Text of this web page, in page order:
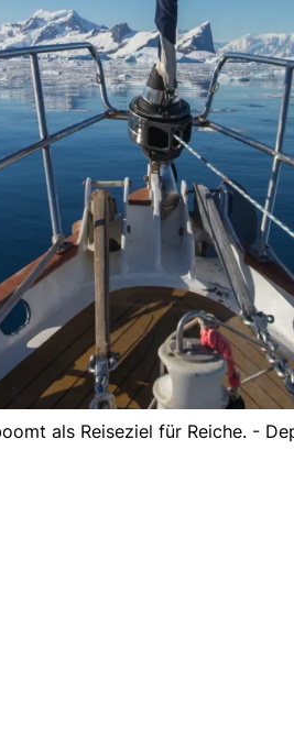
als Reiseziel für Reiche. -